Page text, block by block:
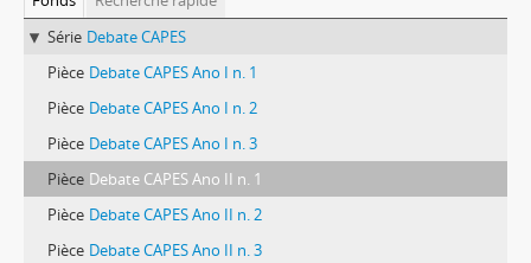
Série Debate CAPES
Pièce Debate CAPES Ano I n. 1
Pièce Debate CAPES Ano I n. 2
Pièce Debate CAPES Ano I n. 3
Pièce Debate CAPES Ano II n. 1
Pièce Debate CAPES Ano II n. 2
Pièce Debate CAPES Ano II n. 3